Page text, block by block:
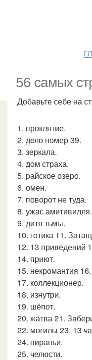
56 самых
Добавьте себе на
1. проклятие.
2. дело номер 39.
3. зеркала.
4. дом страха.
5. райское озеро.
6. омен.
7. поворот не туда.
8. ужас амитивилля.
9. дитя тьмы.
10. готика 11.
12. 13 приведений
14. приют.
15. некромантия
17. коллекционер.
18. изнутри.
19. шёпот.
20. жатва 21.
22. могилы 23. 13
24. пираньи.
25. челюсти.